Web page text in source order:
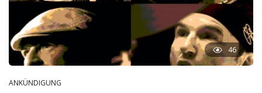
46
ANKÜNDIGUNG